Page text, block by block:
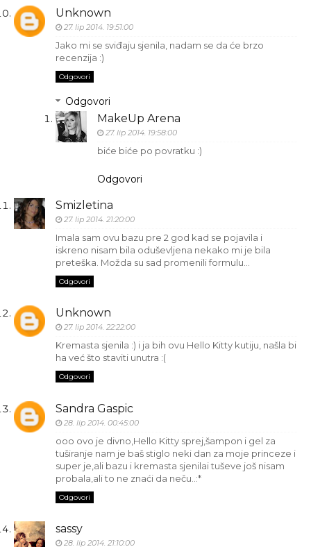
Unknown
27. lip 2014. 19:51:00
Jako mi se sviđaju sjenila, nadam se da će brzo
recenzija :)
Odgovori
Odgovori
MakeUp Arena
27. lip 2014. 19:58:00
biće biće po povratku :)
Odgovori
Smizletina
27. lip 2014. 21:20:00
Imala sam ovu bazu pre 2 god kad se pojavila i
iskreno nisam bila oduševljena nekako mi je bila
preteška. Možda su sad promenili formulu...
Odgovori
Unknown
27. lip 2014. 22:22:00
Kremasta sjenila :) i ja bih ovu Hello Kitty kutiju, našla bi
ha već što staviti unutra :(
Odgovori
Sandra Gaspic
28. lip 2014. 00:45:00
ooo ovo je divno,Hello Kitty sprej,šampon i gel za
tuširanje nam je baš stiglo neki dan za moje princeze i
super je,ali bazu i kremasta sjenilai tuševe još nisam
probala,ali to ne znaći da neču..:*
Odgovori
sassy
28. lip 2014. 21:10:00